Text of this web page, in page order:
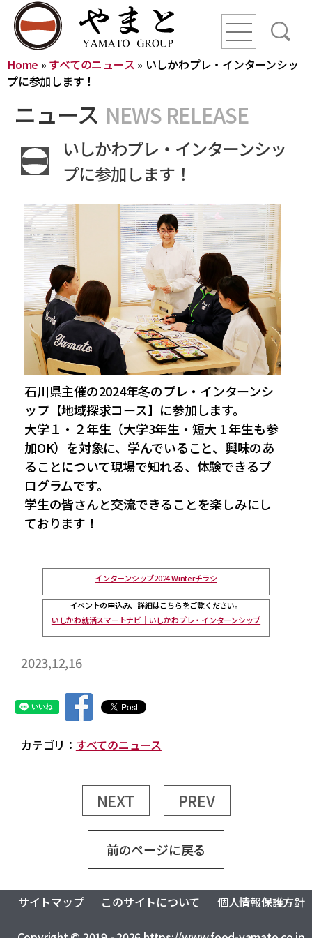
line
line
line
ニュース
YAMATO WAY
会社概要
やまとグループ株式会社
株式会社ヤマトアグリ
株式会社大和
株式会社栄食
株式会社ONKURI
株式会社未来への恋文
おふくろの味総合研究所
食品製造品質研究所
株式会社カーチョイス
株式会社COMMON
株式会社UNITY
一般社団法人シニアミール協会
株式会社HAND
株式会社ライクイット
株式会社ファミリア
株式会社NEXT
株式会社make better
株式会社ピース
株式会社YAMATO Asia
株式会社Anniversary
カーチョイス・レンタカーサービス株式会社
株式会社AKKO
株式会社プラスぽぽぽ
特定非営利活動法人ホームホスピスこまつ
沿革
事業内容
トータルライフスタイル創造事業
農業法人の運営・管理事業
加工製造事業
フードサービス事業
コミュニティ事業
リサーチ・アンド・デベロップメント事業
食品の品質・衛生管理トータルサポート事業
ロジスティクス事業
レンタカーサービス事業
福祉就労支援事業
インシュアランス事業
資格認定事業
グローバル・ネットワーク事業
CSR
健康経営の取り組みについて
採用情報
Home » すべてのニュース » いしかわプレ・インターンシッ
プに参加します！
ニュース NEWS RELEASE
いしかわプレ・インターンシッ
プに参加します！
石川県主催の2024年冬のプレ・インターンシ
ップ【地域探求コース】に参加します。
大学１・２年生（大学3年生・短大 1 年生も参
加OK）を対象に、学んでいること、興味のあ
ることについて現場で知れる、体験できるプ
ログラムです。
学生の皆さんと交流できることを楽しみにし
ております！
インターンシップ2024 Winterチラシ
イベントの申込み、詳細はこちらをご覧ください。
いしかわ就活スマートナビ｜いしかわプレ・インターンシップ
2023,12,16
カテゴリ： すべてのニュース
NEXT PREV
前のページに戻る
サイトマップ このサイトについて 個人情報保護方針